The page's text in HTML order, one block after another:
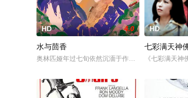
HD 4.0
水与茴香
奥林匹娅年过七旬依然沉湎于作为舞者与歌手的昔
HD
七彩满天神
《七彩满天